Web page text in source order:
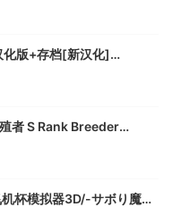
最新驱动程序
版+存档[新汉化]
者 S Rank Breeder